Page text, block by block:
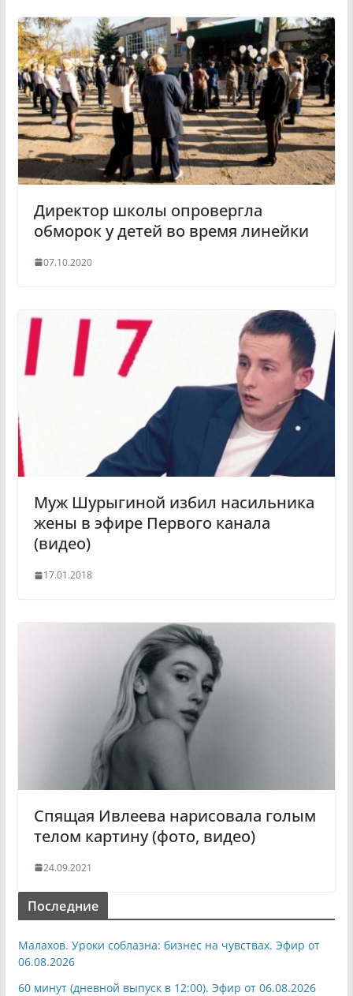
a
s
s
n
i
k
i
r
a
m
Директор школы опровергла
обморок у детей во время линейки
07.10.2020
Муж Шурыгиной избил насильника
жены в эфире Первого канала
(видео)
17.01.2018
Спящая Ивлеева нарисовала голым
телом картину (фото, видео)
24.09.2021
Последние
Малахов. Уроки соблазна: бизнес на чувствах. Эфир от
06.08.2026
60 минут (дневной выпуск в 12:00). Эфир от 06.08.2026